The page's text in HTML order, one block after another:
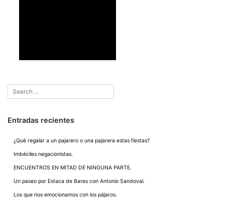
Entradas recientes
¿Qué regalar a un pajarero o una pajarera estas fiestas?
Imbéciles negacionistas.
ENCUENTROS EN MITAD DE NINGUNA PARTE.
Un paseo por Estaca de Bares con Antonio Sandoval.
Los que nos emocionamos con los pájaros.